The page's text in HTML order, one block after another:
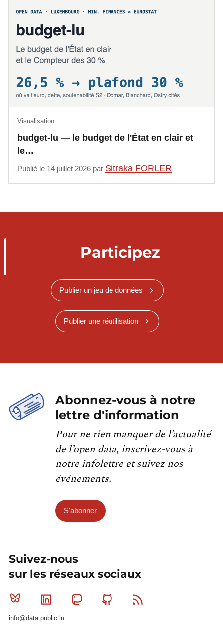
budget-lu — le budget de l'État en clair et
le…
Visualisation
Publié le 14 juillet 2026 par Sitraka FORLER
Participez
Publier un jeu de données
Publier une réutilisation
Abonnez-vous à notre
lettre d'information
Pour ne rien manquer de l’actualité
de l’open data, inscrivez-vous à
notre infolettre et suivez nos
événements.
S'abonner
Suivez-nous
sur les réseaux sociaux
Bluesky Linkedin MastodonGithub
info@data.public.lu